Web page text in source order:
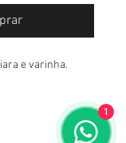
e varinha.
1